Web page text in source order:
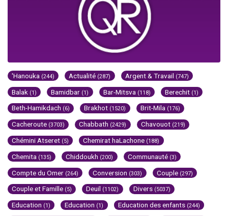
'Hanouka (244) Actualité (287) Argent & Travail (747)
Balak (1) Bamidbar (1) Bar-Mitsva (118) Berechit (1)
Beth-Hamikdach (6) Brakhot (1520) Brit-Mila (176)
Cacheroute (3703) Chabbath (2429) Chavouot (219)
Chémini Atseret (5) Chemirat haLachone (188)
Chemita (135) Chiddoukh (200) Communauté (3)
Compte du Omer (264) Conversion (303) Couple (297)
Couple et Famille (5) Deuil (1102) Divers (5037)
Education (1) Education (1) Education des enfants (244)